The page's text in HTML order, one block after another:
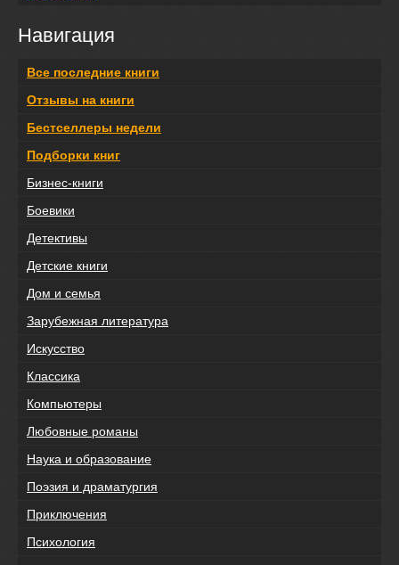
Навигация
Все последние книги
Отзывы на книги
Бестселлеры недели
Подборки книг
Бизнес-книги
Боевики
Детективы
Детские книги
Дом и семья
Зарубежная литература
Искусство
Классика
Компьютеры
Любовные романы
Наука и образование
Поэзия и драматургия
Приключения
Психология